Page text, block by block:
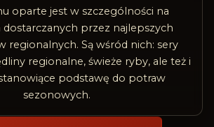
oparte jest w szczególności na
przez najlepszych
regionalnych. Są wśród nich: sery
regionalne, świeże ryby, ale też i
podstawę do potraw
sezonowych.